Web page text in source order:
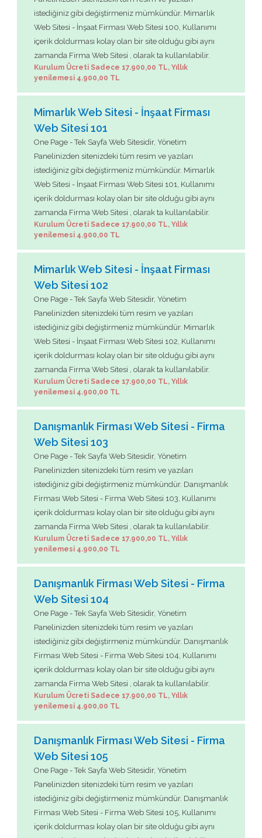
istediğiniz gibi değiştirmeniz mümkündür. Mimarlık
Web Sitesi - İnşaat Firması Web Sitesi 100, Kullanımı
içerik doldurması kolay olan bir site olduğu gibi aynı
zamanda Firma Web Sitesi , olarak ta kullanılabilir.
Kurulum Ücreti Sadece 17.900,00 TL, Yıllık
yenilemesi 4.900,00 TL
Mimarlık Web Sitesi - İnşaat Firması
Web Sitesi 101
One Page - Tek Sayfa Web Sitesidir, Yönetim
Panelinizden sitenizdeki tüm resim ve yazıları
istediğiniz gibi değiştirmeniz mümkündür. Mimarlık
Web Sitesi - İnşaat Firması Web Sitesi 101, Kullanımı
içerik doldurması kolay olan bir site olduğu gibi aynı
zamanda Firma Web Sitesi , olarak ta kullanılabilir.
Kurulum Ücreti Sadece 17.900,00 TL, Yıllık
yenilemesi 4.900,00 TL
Mimarlık Web Sitesi - İnşaat Firması
Web Sitesi 102
One Page - Tek Sayfa Web Sitesidir, Yönetim
Panelinizden sitenizdeki tüm resim ve yazıları
istediğiniz gibi değiştirmeniz mümkündür. Mimarlık
Web Sitesi - İnşaat Firması Web Sitesi 102, Kullanımı
içerik doldurması kolay olan bir site olduğu gibi aynı
zamanda Firma Web Sitesi , olarak ta kullanılabilir.
Kurulum Ücreti Sadece 17.900,00 TL, Yıllık
yenilemesi 4.900,00 TL
Danışmanlık Firması Web Sitesi - Firma
Web Sitesi 103
One Page - Tek Sayfa Web Sitesidir, Yönetim
Panelinizden sitenizdeki tüm resim ve yazıları
istediğiniz gibi değiştirmeniz mümkündür. Danışmanlık
Firması Web Sitesi - Firma Web Sitesi 103, Kullanımı
içerik doldurması kolay olan bir site olduğu gibi aynı
zamanda Firma Web Sitesi , olarak ta kullanılabilir.
Kurulum Ücreti Sadece 17.900,00 TL, Yıllık
yenilemesi 4.900,00 TL
Danışmanlık Firması Web Sitesi - Firma
Web Sitesi 104
One Page - Tek Sayfa Web Sitesidir, Yönetim
Panelinizden sitenizdeki tüm resim ve yazıları
istediğiniz gibi değiştirmeniz mümkündür. Danışmanlık
Firması Web Sitesi - Firma Web Sitesi 104, Kullanımı
içerik doldurması kolay olan bir site olduğu gibi aynı
zamanda Firma Web Sitesi , olarak ta kullanılabilir.
Kurulum Ücreti Sadece 17.900,00 TL, Yıllık
yenilemesi 4.900,00 TL
Danışmanlık Firması Web Sitesi - Firma
Web Sitesi 105
One Page - Tek Sayfa Web Sitesidir, Yönetim
Panelinizden sitenizdeki tüm resim ve yazıları
istediğiniz gibi değiştirmeniz mümkündür. Danışmanlık
Firması Web Sitesi - Firma Web Sitesi 105, Kullanımı
içerik doldurması kolay olan bir site olduğu gibi aynı